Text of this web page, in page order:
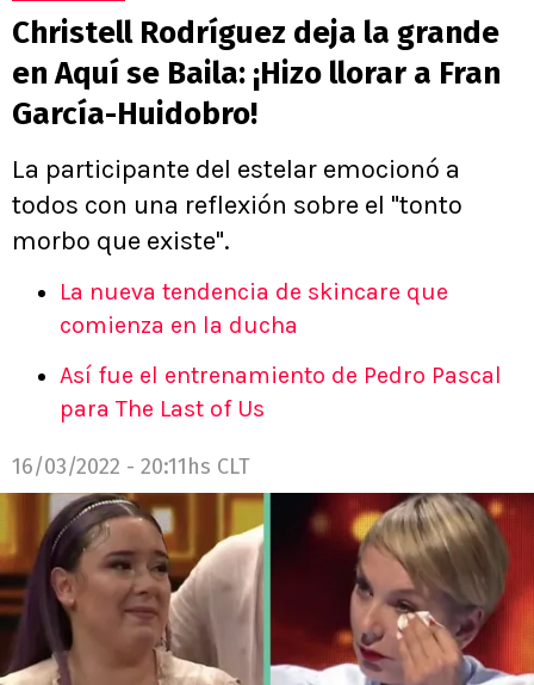
Christell Rodríguez deja la grande
en Aquí se Baila: ¡Hizo llorar a Fran
García-Huidobro!
La participante del estelar emocionó a
todos con una reflexión sobre el "tonto
morbo que existe".
La nueva tendencia de skincare que
comienza en la ducha
Así fue el entrenamiento de Pedro Pascal
para The Last of Us
16/03/2022 - 20:11hs CLT